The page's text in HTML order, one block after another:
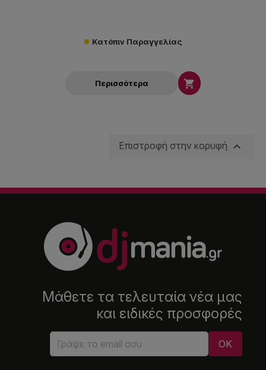
Κατόπιν Παραγγελίας
Περισσότερα 
Επιστροφή στην κορυφή 
Μάθετε τα τελευταία νέα μας
και ειδικές προσφορές